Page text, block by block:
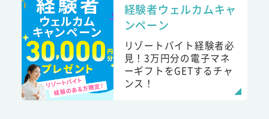
経験者ウェルカムキャ
ンペーン
リゾートバイト経験者必
見！3万円分の電子マネ
ーギフトをGETするチャ
ンス！